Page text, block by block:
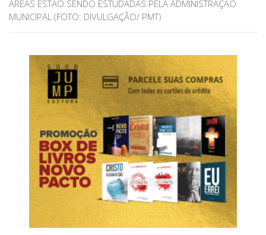
ÁREAS ESTÃO SENDO ESTUDADAS PELA ADMINISTRAÇÃO
MUNICIPAL (FOTO: DIVULGAÇÃO/ PMT)